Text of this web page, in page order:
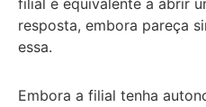
filial é equivalente a abrir
resposta, embora pareça
essa.
Embora a filial tenha